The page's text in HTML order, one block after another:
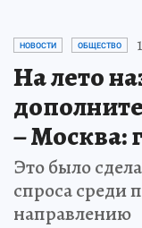
НОВОСТИ ОБЩЕСТВО
На лето
– Москва:
Это было
спроса среди
направлению